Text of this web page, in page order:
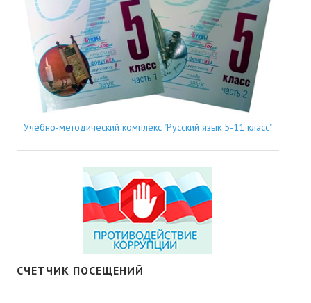
Учебно-методический комплекс "Русский язык 5-11 класс"
СЧЕТЧИК ПОСЕЩЕНИЙ